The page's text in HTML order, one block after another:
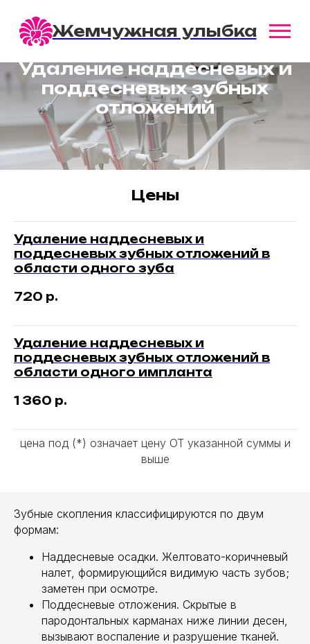
Жемчужная улыбка
Удаление наддесневых и
поддесневых зубных
отложений
Цены
Удаление наддесневых и
поддесневых зубных отложений в
области одного зуба
720 р.
Удаление наддесневых и
поддесневых зубных отложений в
области одного импланта
1 360 р.
цена под (*) означает цену ОТ указанной суммы и
выше
Зубные скопления классифицируются по двум
формам:
Наддесневые осадки. Желтовато-коричневый
налет, формирующийся видимую часть зубов;
заметен при осмотре.
Поддесневые отложения. Скрытые в
пародонтальных карманах ниже линии десен,
вызывают воспаление и разрушение тканей.